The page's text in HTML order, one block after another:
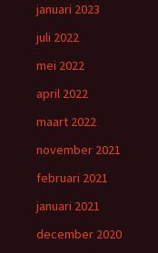
januari 2023
juli 2022
mei 2022
april 2022
maart 2022
november 2021
februari 2021
januari 2021
december 2020